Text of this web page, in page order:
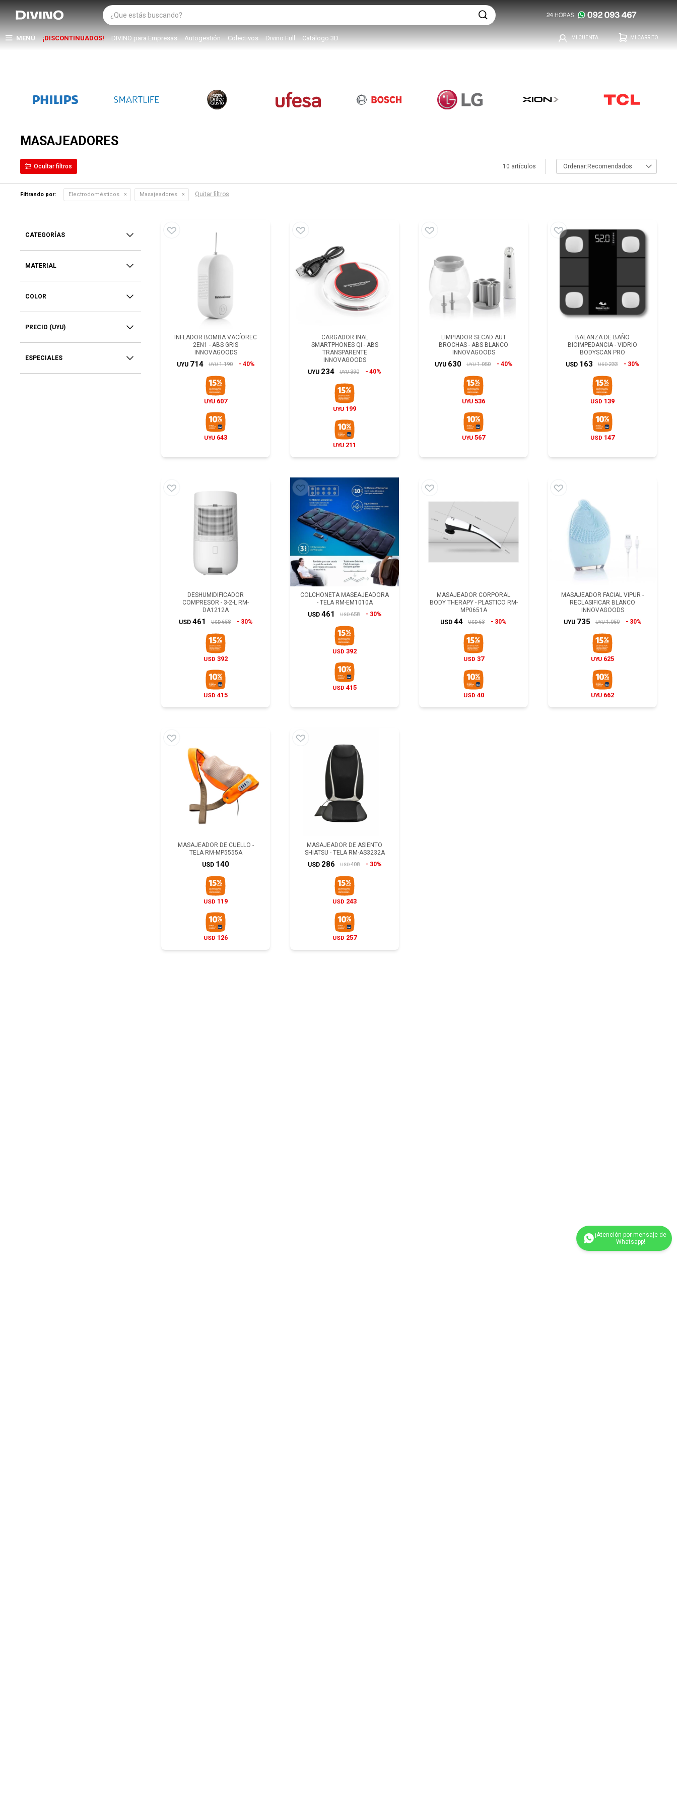
MENÚ ¡DISCONTINUADOS! DIVINO para Empresas Autogestión Colectivos Divino Full Catálogo 3D
MASAJEADORES
10 artículos Recomendados
Filtrando por: Electrodomésticos Masajeadores Quitar filtros
INFLADOR BOMBA VACÍOREC
2EN1 - ABS GRIS
INNOVAGOODS
UYU 714 UYU 1.190 40%
UYU 607
UYU 643
CARGADOR INAL
SMARTPHONES QI - ABS
TRANSPARENTE
INNOVAGOODS
UYU 234 UYU 390 40%
UYU 199
UYU 211
LIMPIADOR SECAD AUT
BROCHAS - ABS BLANCO
INNOVAGOODS
UYU 630 UYU 1.050 40%
UYU 536
UYU 567
BALANZA DE BAÑO
BIOIMPEDANCIA - VIDRIO
BODYSCAN PRO
USD 163 USD 233 30%
USD 139
USD 147
DESHUMIDIFICADOR
COMPRESOR - 3-2-L RM-
DA1212A
USD 461 USD 658 30%
USD 392
USD 415
COLCHONETA MASEAJEADORA
- TELA RM-EM1010A
USD 461 USD 658 30%
USD 392
USD 415
MASAJEADOR CORPORAL
BODY THERAPY - PLASTICO RM-
MP0651A
USD 44 USD 63 30%
USD 37
USD 40
MASAJEADOR FACIAL VIPUR -
RECLASIFICAR BLANCO
INNOVAGOODS
UYU 735 UYU 1.050 30%
UYU 625
UYU 662
MASAJEADOR DE CUELLO -
TELA RM-MP5555A
USD 140
USD 119
USD 126
MASAJEADOR DE ASIENTO
SHIATSU - TELA RM-AS3232A
USD 286 USD 408 30%
USD 243
USD 257
CATEGORÍAS
MATERIAL
COLOR
PRECIO (UYU)
ESPECIALES